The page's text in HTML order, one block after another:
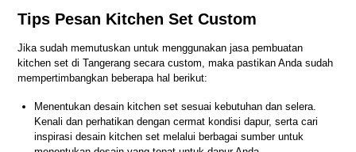
Tips Pesan Kitchen Set Custom
Jika sudah memutuskan untuk menggunakan jasa pembuatan
kitchen set di Tangerang secara custom, maka pastikan Anda sudah
mempertimbangkan beberapa hal berikut:
Menentukan desain kitchen set sesuai kebutuhan dan selera.
Kenali dan perhatikan dengan cermat kondisi dapur, serta cari
inspirasi desain kitchen set melalui berbagai sumber untuk